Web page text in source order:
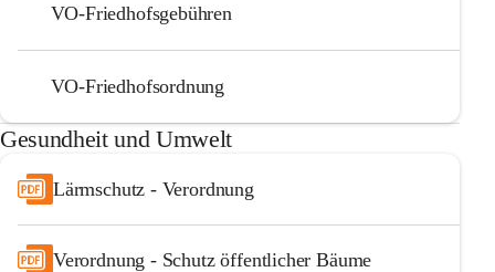
VO-Friedhofsgebühren
VO-Friedhofsordnung
Gesundheit und Umwelt
Lärmschutz - Verordnung
Verordnung - Schutz öffentlicher Bäume